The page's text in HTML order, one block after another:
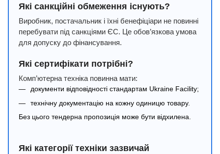
Які санкційні обмеження існують?
Виробник, постачальник і їхні бенефіціари не повинні
перебувати під санкціями ЄС. Це обов’язкова умова
для допуску до фінансування.
Які сертифікати потрібні?
Комп’ютерна техніка повинна мати:
документи відповідності стандартам Ukraine Facility;
технічну документацію на кожну одиницю товару.
Без цього тендерна пропозиція може бути відхилена.
Які категорії техніки зазвичай